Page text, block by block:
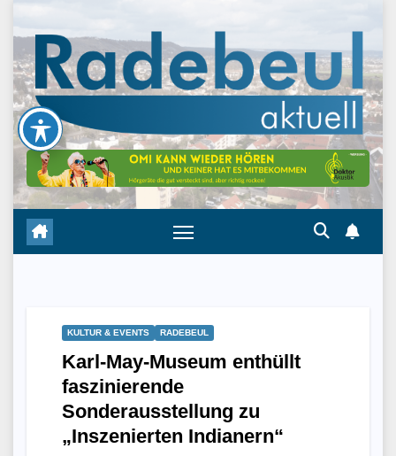
content
KULTUR & EVENTS RADEBEUL
Karl-May-Museum enthüllt
faszinierende
Sonderausstellung zu
„Inszenierten Indianern“